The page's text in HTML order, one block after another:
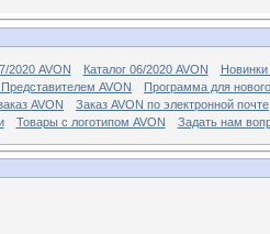
2020 AVON Каталог 06/2020 AVON
Новинки
AVON
Программа для
AVON
Заказ AVON по электронной почте
Товары с логотипом AVON Задать нам